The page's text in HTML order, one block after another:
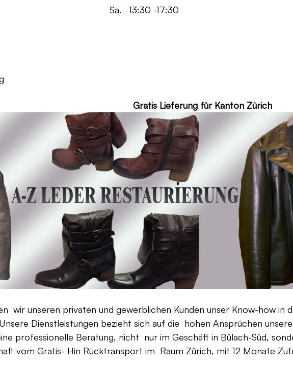
13:30 -17:30
ZH
18 28
für Kanton Zürich
wir unseren privaten und gewerblichen Kunden unser Know-how in
Dienstleistungen bezieht sich auf die hohen Ansprüchen
professionelle Beratung, nicht nur im Geschäft in Bülach-Süd,
vom Gratis- Hin Rücktransport im Raum Zürich, mit 12 Monate